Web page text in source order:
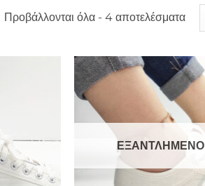
Προβάλλονται όλα - 4 αποτελέσματα
ΕΞΑΝΤΛΗΜΈΝΟ